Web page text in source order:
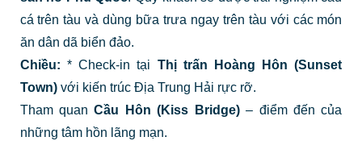
cá trên tàu và dùng bữa trưa ngay trên tàu với các món
ăn dân dã biển đảo.
Chiều: * Check-in tại Thị trấn Hoàng Hôn (Sunset
Town)với kiến trúc Địa Trung Hải rực rỡ.
Tham quanCầu Hôn (Kiss Bridge)– điểm đến của
những tâm hồn lãng mạn.